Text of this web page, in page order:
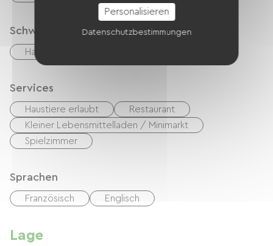
Schwimmbad
Hallenbad
Services
Haustiere erlaubt
Restaurant
Kleiner Lebensmittelladen / Minimarkt
Spielzimmer
Sprachen
Französisch Englisch
Lage
Personalisieren
Datenschutzbestimmungen